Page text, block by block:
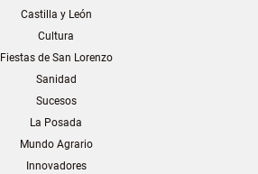
Castilla y León
Cultura
Fiestas de San Lorenzo
Sanidad
Sucesos
La Posada
Mundo Agrario
Innovadores